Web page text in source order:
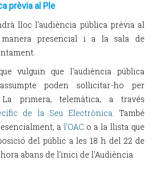
prèvia al Ple
lloc l'audiència pública prèvia al
presencial i a la sala de
vulguin que l'audiència pública
poden sol·licitar-ho per
primera, telemàtica, a través
de la Seu Electrònica . També
a l'OAC o a la llista que
del públic a les 18 h del 22 de
abans de l'inici de l'Audiència.